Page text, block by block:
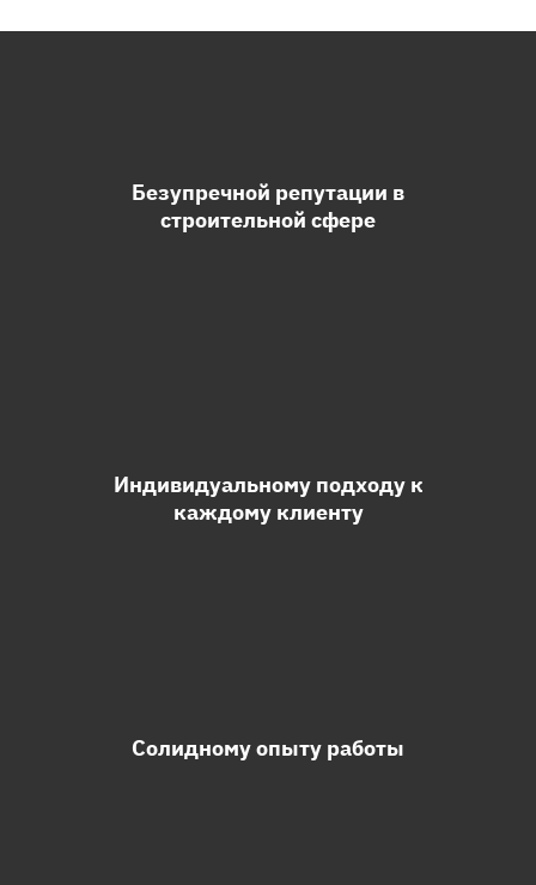
Безупречной репутации в
строительной сфере
Индивидуальному подходу к
каждому клиенту
Солидному опыту работы